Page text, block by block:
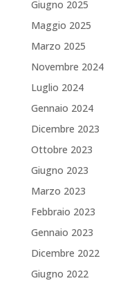
Giugno 2025
Maggio 2025
Marzo 2025
Novembre 2024
Luglio 2024
Gennaio 2024
Dicembre 2023
Ottobre 2023
Giugno 2023
Marzo 2023
Febbraio 2023
Gennaio 2023
Dicembre 2022
Giugno 2022